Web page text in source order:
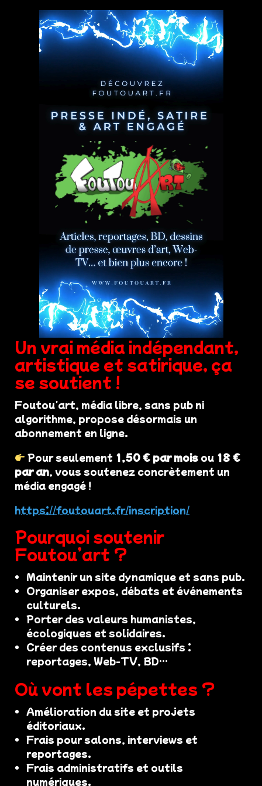
Un vrai média indépendant,
artistique et satirique, ça
se soutient !
Foutou'art, média libre, sans pub ni
algorithme, propose désormais un
abonnement en ligne.
Pour seulement 1,50 € par mois ou 18 €
par an, vous soutenez concrètement un
média engagé !
https://foutouart.fr/inscription/
Pourquoi soutenir
Foutou’art ?
Maintenir un site dynamique et sans pub.
Organiser expos, débats et événements
culturels.
Porter des valeurs humanistes,
écologiques et solidaires.
Créer des contenus exclusifs :
reportages, Web-TV, BD…
Où vont les pépettes ?
Amélioration du site et projets
éditoriaux.
Frais pour salons, interviews et
reportages.
Frais administratifs et outils
numériques.